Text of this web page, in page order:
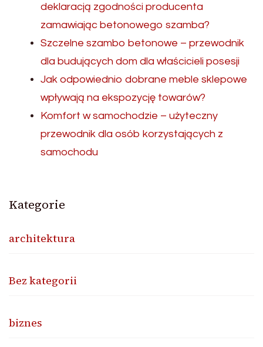
deklaracją zgodności producenta
zamawiając betonowego szamba?
Szczelne szambo betonowe – przewodnik
dla budujących dom dla właścicieli posesji
Jak odpowiednio dobrane meble sklepowe
wpływają na ekspozycję towarów?
Komfort w samochodzie – użyteczny
przewodnik dla osób korzystających z
samochodu
Kategorie
architektura
Bez kategorii
biznes